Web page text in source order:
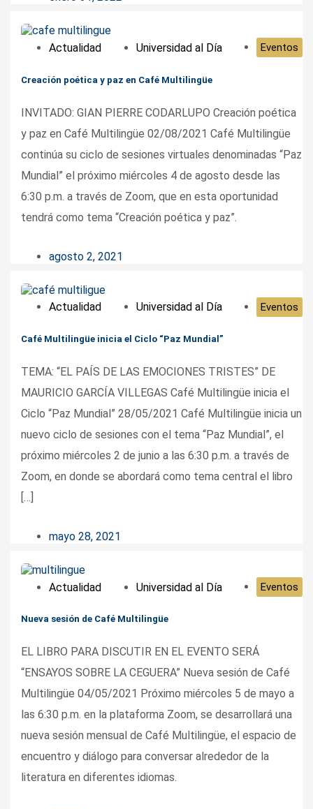
Actualidad Universidad al Día Eventos
Creación poética y paz en Café Multilingüe
INVITADO: GIAN PIERRE CODARLUPO Creación poética
y paz en Café Multilingüe 02/08/2021 Café Multilingüe
continúa su ciclo de sesiones virtuales denominadas “Paz
Mundial” el próximo miércoles 4 de agosto desde las
6:30 p.m. a través de Zoom, que en esta oportunidad
tendrá como tema “Creación poética y paz”.
agosto 2, 2021
Actualidad Universidad al Día Eventos
Café Multilingüe inicia el Ciclo “Paz Mundial”
TEMA: “EL PAÍS DE LAS EMOCIONES TRISTES” DE
MAURICIO GARCÍA VILLEGAS Café Multilingüe inicia el
Ciclo “Paz Mundial” 28/05/2021 Café Multilingüe inicia un
nuevo ciclo de sesiones con el tema “Paz Mundial”, el
próximo miércoles 2 de junio a las 6:30 p.m. a través de
Zoom, en donde se abordará como tema central el libro
[…]
mayo 28, 2021
Actualidad Universidad al Día Eventos
Nueva sesión de Café Multilingüe
EL LIBRO PARA DISCUTIR EN EL EVENTO SERÁ
“ENSAYOS SOBRE LA CEGUERA” Nueva sesión de Café
Multilingüe 04/05/2021 Próximo miércoles 5 de mayo a
las 6:30 p.m. en la plataforma Zoom, se desarrollará una
nueva sesión mensual de Café Multilingüe, el espacio de
encuentro y diálogo para conversar alrededor de la
literatura en diferentes idiomas.